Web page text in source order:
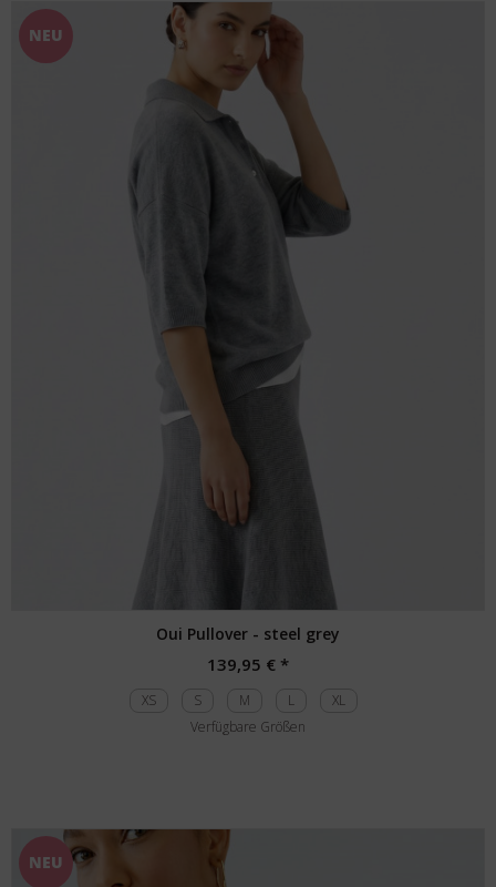
NEU
Oui Pullover - steel grey
139,95 € *
XS S M L
XL
Verfügbare Größen
NEU